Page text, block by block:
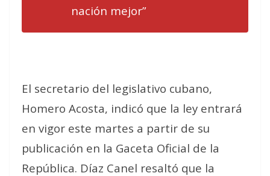
nación mejor”
El secretario del legislativo cubano,
Homero Acosta, indicó que la ley entrará
en vigor este martes a partir de su
publicación en la Gaceta Oficial de la
República. Díaz Canel resaltó que la